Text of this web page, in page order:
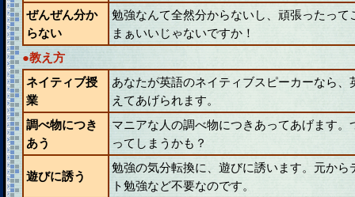
ぜんぜん分か
らない
勉強なんて全然分からないし、頑張ったっ
まぁいいじゃないですか！
●教え方
ネイティブ授
業
あなたが英語のネイティブスピーカーなら
えてあげられます。
調べ物につき
あう
マニアな人の調べ物につきあってあげます
ってしまうかも？
遊びに誘う
勉強の気分転換に、遊びに誘います。元か
ト勉強など不要なのです。